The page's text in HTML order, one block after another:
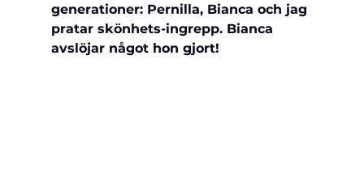
generationer: Pernilla, Bianca och jag
pratar skönhets-ingrepp. Bianca
avslöjar något hon gjort!